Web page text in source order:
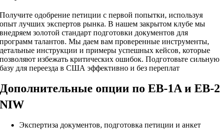
Получите одобрение петиции с первой попытки, используя
опыт лучших экспертов рынка. В нашем закрытом клубе мы
внедряем золотой стандарт подготовки документов для
программ талантов. Мы даем вам проверенные инструменты,
детальные инструкции и примеры успешных кейсов, которые
позволяют избежать критических ошибок. Подготовьте сильную
базу для переезда в США эффективно и без переплат
Дополнительные опции по EB-1A и EB-2
NIW
Экспертиза документов, подготовка петиции и анкет